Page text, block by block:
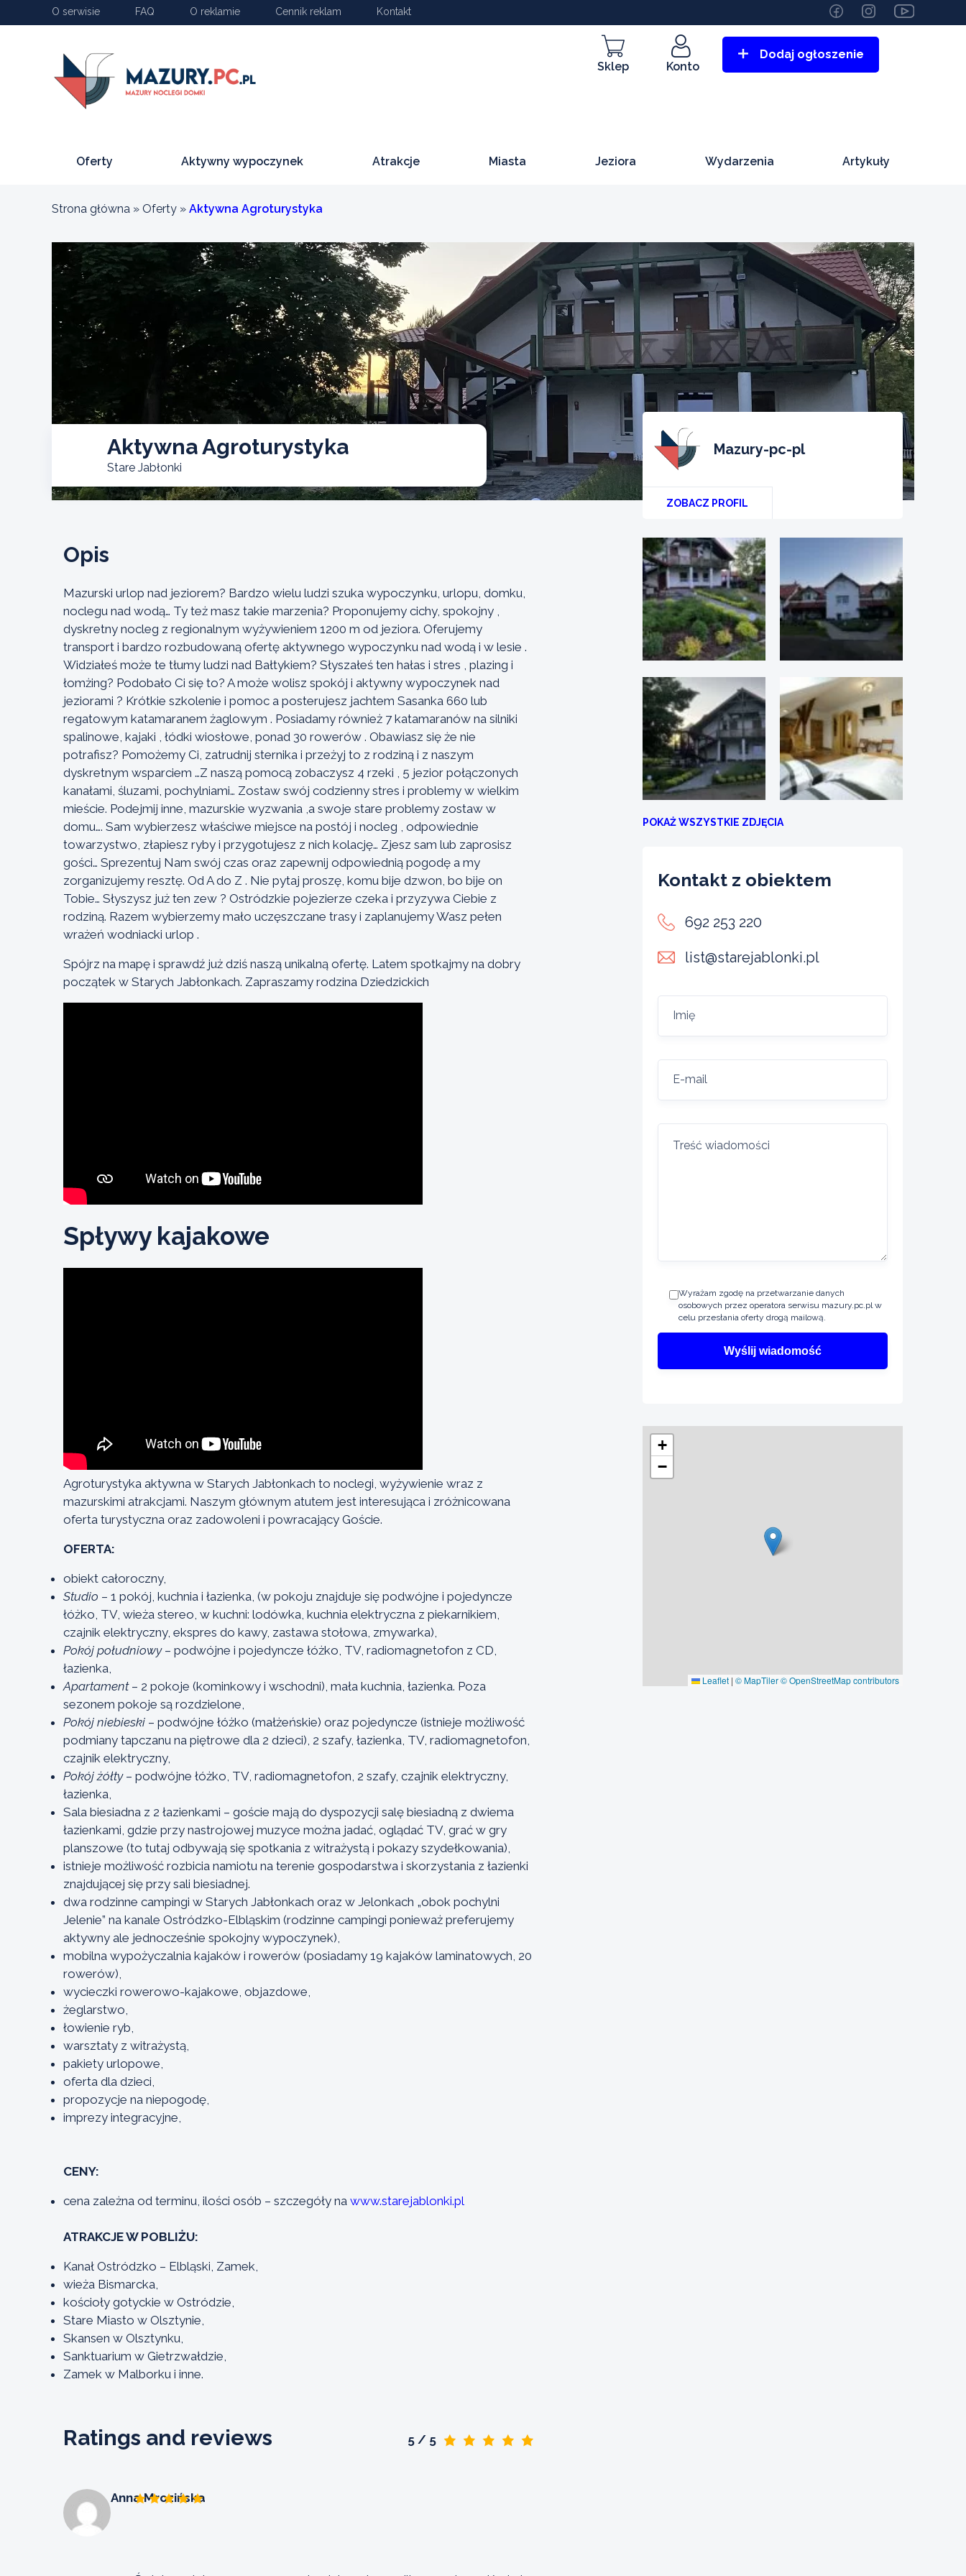
O serwisie FAQ O reklamie Cennik reklam Kontakt
Sklep Konto
Dodaj ogłoszenie
Oferty Aktywny wypoczynek Atrakcje Miasta Jeziora Wydarzenia Artykuły
Strona główna » Oferty » Aktywna Agroturystyka
Aktywna Agroturystyka
Stare Jabłonki
Opis
Mazurski urlop nad jeziorem? Bardzo wielu ludzi szuka wypoczynku, urlopu, domku,
noclegu nad wodą… Ty też masz takie marzenia? Proponujemy cichy, spokojny ,
dyskretny nocleg z regionalnym wyżywieniem 1200 m od jeziora. Oferujemy
transport i bardzo rozbudowaną ofertę aktywnego wypoczynku nad wodą i w lesie .
Widziałeś może te tłumy ludzi nad Bałtykiem? Słyszałeś ten hałas i stres , plazing i
łomżing? Podobało Ci się to? A może wolisz spokój i aktywny wypoczynek nad
jeziorami ? Krótkie szkolenie i pomoc a posterujesz jachtem Sasanka 660 lub
regatowym katamaranem żaglowym . Posiadamy również 7 katamaranów na silniki
spalinowe, kajaki , łódki wiosłowe, ponad 30 rowerów . Obawiasz się że nie
potrafisz? Pomożemy Ci, zatrudnij sternika i przeżyj to z rodziną i z naszym
dyskretnym wsparciem …Z naszą pomocą zobaczysz 4 rzeki , 5 jezior połączonych
kanałami, śluzami, pochylniami… Zostaw swój codzienny stres i problemy w wielkim
mieście. Podejmij inne, mazurskie wyzwania ,a swoje stare problemy zostaw w
domu…. Sam wybierzesz właściwe miejsce na postój i nocleg , odpowiednie
towarzystwo, złapiesz ryby i przygotujesz z nich kolację… Zjesz sam lub zaprosisz
gości… Sprezentuj Nam swój czas oraz zapewnij odpowiednią pogodę a my
zorganizujemy resztę. Od A do Z . Nie pytaj proszę, komu bije dzwon, bo bije on
Tobie… Słyszysz już ten zew ? Ostródzkie pojezierze czeka i przyzywa Ciebie z
rodziną. Razem wybierzemy mało uczęszczane trasy i zaplanujemy Wasz pełen
wrażeń wodniacki urlop .
Spójrz na mapę i sprawdź już dziś naszą unikalną ofertę. Latem spotkajmy na dobry
początek w Starych Jabłonkach. Zapraszamy rodzina Dziedzickich
Spływy kajakowe
Agroturystyka aktywna w Starych Jabłonkach to noclegi, wyżywienie wraz z
mazurskimi atrakcjami. Naszym głównym atutem jest interesująca i zróżnicowana
oferta turystyczna oraz zadowoleni i powracający Goście.
OFERTA:
obiekt całoroczny,
Studio – 1 pokój, kuchnia i łazienka, (w pokoju znajduje się podwójne i pojedyncze
łóżko, TV, wieża stereo, w kuchni: lodówka, kuchnia elektryczna z piekarnikiem,
czajnik elektryczny, ekspres do kawy, zastawa stołowa, zmywarka),
Pokój południowy – podwójne i pojedyncze łóżko, TV, radiomagnetofon z CD,
łazienka,
Apartament– 2 pokoje (kominkowy i wschodni), mała kuchnia, łazienka. Poza
sezonem pokoje są rozdzielone,
Pokój niebieski – podwójne łóżko (małżeńskie) oraz pojedyncze (istnieje możliwość
podmiany tapczanu na piętrowe dla 2 dzieci), 2 szafy, łazienka, TV, radiomagnetofon,
czajnik elektryczny,
Pokój żółty– podwójne łóżko, TV, radiomagnetofon, 2 szafy, czajnik elektryczny,
łazienka,
Sala biesiadna z 2 łazienkami – goście mają do dyspozycji salę biesiadną z dwiema
łazienkami, gdzie przy nastrojowej muzyce można jadać, oglądać TV, grać w gry
planszowe (to tutaj odbywają się spotkania z witrażystą i pokazy szydełkowania),
istnieje możliwość rozbicia namiotu na terenie gospodarstwa i skorzystania z łazienki
znajdującej się przy sali biesiadnej.
dwa rodzinne campingi w Starych Jabłonkach oraz w Jelonkach „obok pochylni
Jelenie” na kanale Ostródzko-Elbląskim (rodzinne campingi ponieważ preferujemy
aktywny ale jednocześnie spokojny wypoczynek),
mobilna wypożyczalnia kajaków i rowerów (posiadamy 19 kajaków laminatowych, 20
rowerów),
wycieczki rowerowo-kajakowe, objazdowe,
żeglarstwo,
łowienie ryb,
warsztaty z witrażystą,
pakiety urlopowe,
oferta dla dzieci,
propozycje na niepogodę,
imprezy integracyjne,
CENY:
cena zależna od terminu, ilości osób – szczegóły na www.starejablonki.pl
ATRAKCJE W POBLIŻU:
Kanał Ostródzko – Elbląski, Zamek,
wieża Bismarcka,
kościoły gotyckie w Ostródzie,
Stare Miasto w Olsztynie,
Skansen w Olsztynku,
Sanktuarium w Gietrzwałdzie,
Zamek w Malborku i inne.
Ratings and reviews 5 / 5
Anna Mrozińska
mazury-pc-pl
ZOBACZ PROFIL
POKAŻ WSZYSTKIE ZDJĘCIA
Kontakt z obiektem
692 253 220
list@starejablonki.pl
Wyrażam zgodę na przetwarzanie danych
osobowych przez operatora serwisu mazury.pc.pl w
celu przesłania oferty drogą mailową.
+
−
Leaflet | © MapTiler© OpenStreetMap contributors